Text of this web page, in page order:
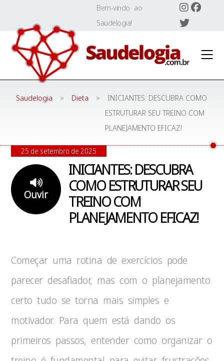
content
Bem-vindo ao
Saudelogia!
Saudelogia » Dieta »
INICIANTES: DESCUBRA COMO
ESTRUTURAR SEU TREINO COM
PLANEJAMENTO EFICAZ!
INICIANTES: DESCUBRA
COMO ESTRUTURAR SEU
TREINO COM
PLANEJAMENTO EFICAZ!
Ouvir
25 de setembro de 2025
Começar uma rotina de exercícios pode
parecer desafiador, mas com o planejamento
certo tudo se torna mais simples e
motivador. Para quem está dando os
primeiros passos, entender como organizar o